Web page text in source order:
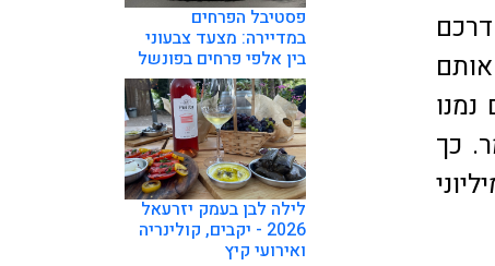
כך
במיליוני
פסטיבל הפרחים
במדיירה: מצעד צבעוני
בין אלפי פרחים בפונשל
לילה לבן בעמק יזרעאל
2026 - יקבים, קולינריה
ואירועי קיץ